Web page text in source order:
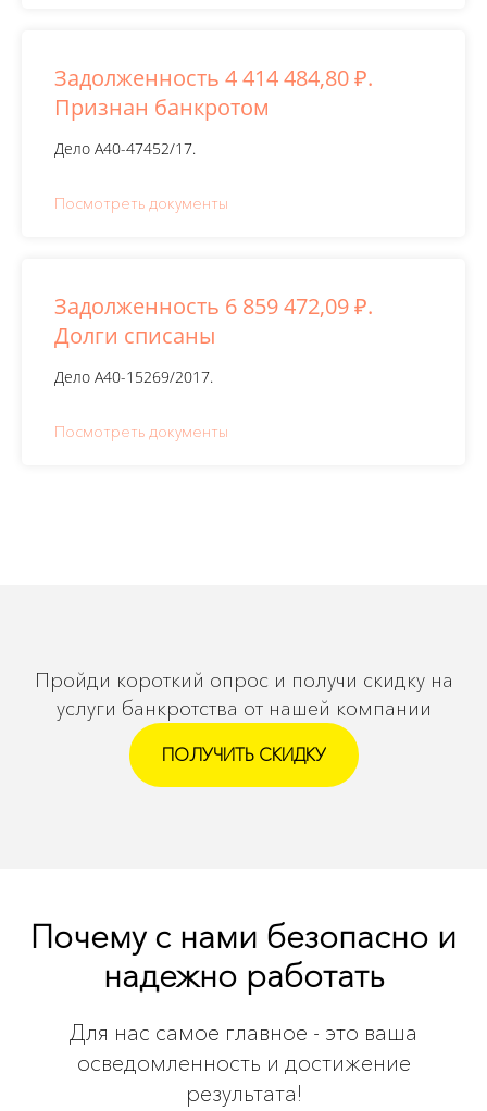
Задолженность 4 414 484,80 ₽.
Признан банкротом
Дело А40-47452/17.
Посмотреть документы
Задолженность 6 859 472,09 ₽.
Долги списаны
Дело А40-15269/2017.
Посмотреть документы
Пройди короткий опрос и получи скидку на
услуги банкротства от нашей компании
ПОЛУЧИТЬ СКИДКУ
Почему с нами безопасно и
надежно работать
Для нас самое главное - это ваша
осведомленность и достижение
результата!